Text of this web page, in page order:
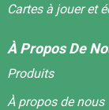
Cartes à jouer et
À Propos De
Produits
À propos de nous